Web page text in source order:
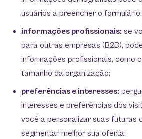
usuários a preencher o formulário;
informações profissionais: se
para outras empresas (B2B),
informações profissionais, como
tamanho da organização;
preferências e interesses:
interesses e preferências dos
você a personalizar suas futuras
segmentar melhor sua oferta;